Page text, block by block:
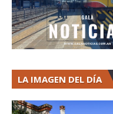
LA IMAGEN DEL DÍA